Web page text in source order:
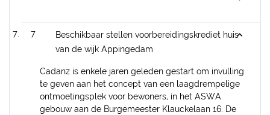
7
Beschikbaar stellen voorbereidingskrediet huis
van de wijk Appingedam
Cadanz is enkele jaren geleden gestart om invulling
te geven aan het concept van een laagdrempelige
ontmoetingsplek voor bewoners, in het ASWA
gebouw aan de Burgemeester Klauckelaan 16. De